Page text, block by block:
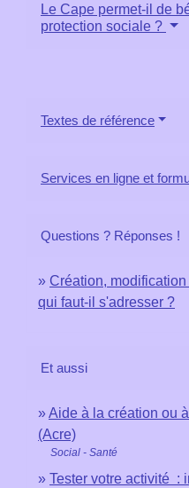
Le Cape permet-il de
protection sociale ?
Textes de référence
Services en ligne et
Questions ? Réponses !
Création,
qui faut-il s'adresser ?
Et aussi
Aide à la création ou
(Acre)
Social - Santé
Tester votre activité :